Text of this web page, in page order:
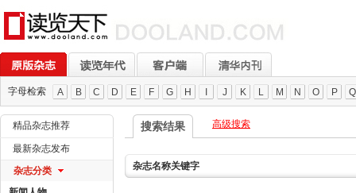
字母检索 A B C D E F G H J K L M N O P Q
精品杂志推荐
最新杂志发布
杂志分类
搜索结果 高级搜索
杂志名称关键字